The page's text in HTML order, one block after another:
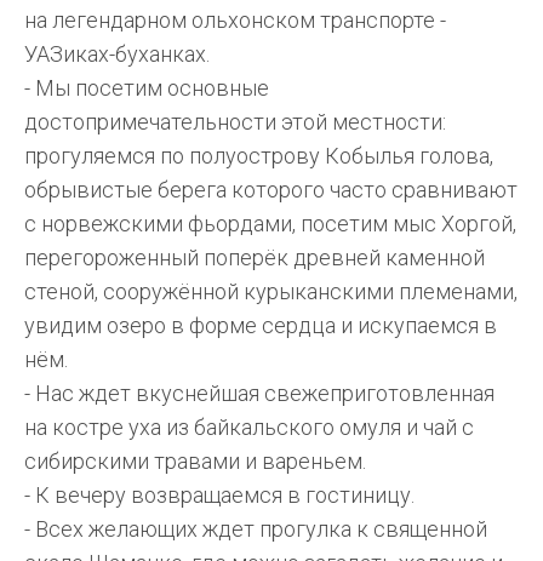
на легендарном ольхонском транспорте -
УАЗиках-буханках.
- Мы посетим основные
достопримечательности этой местности:
прогуляемся по полуострову Кобылья голова,
обрывистые берега которого часто сравнивают
с норвежскими фьордами, посетим мыс Хоргой,
перегороженный поперёк древней каменной
стеной, сооружённой курыканскими племенами,
увидим озеро в форме сердца и искупаемся в
нём.
- Нас ждет вкуснейшая свежеприготовленная
на костре уха из байкальского омуля и чай с
сибирскими травами и вареньем.
- К вечеру возвращаемся в гостиницу.
- Всех желающих ждет прогулка к священной